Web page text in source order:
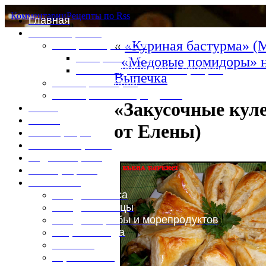
Главная
Специи и пряности
Специи и диета
Каталог пряностей и приправ
Таблица калорий
Блюда из мяса
Блюда из птицы
Блюда из рыбы и морепродуктов
Вторые блюда
КомментарииРецепты по Rss
««Куриная бастурма»
«Медовые помидоры»
Выпечка
«Закусочные
от Елены)